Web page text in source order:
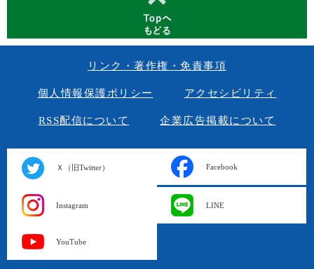
リンク・著作権・免責事項
個人情報保護ポリシー アクセシビリティ
RSS配信について 企業広告掲載について
Ｘ（旧Twitter） Facebook
Instagram LINE
YouTube